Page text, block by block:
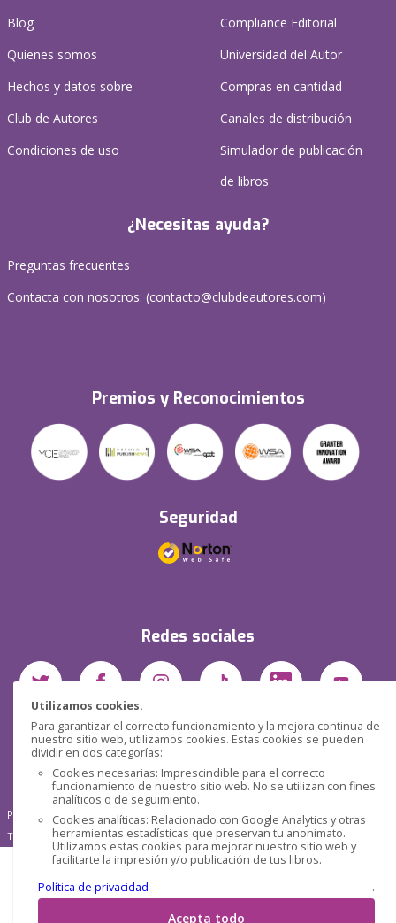
Utilizamos cookies.
Para garantizar el correcto funcionamiento y la mejora continua de
nuestro sitio web, utilizamos cookies. Estas cookies se pueden
dividir en dos categorías:
Cookies necesarias: Imprescindible para el correcto
funcionamiento de nuestro sitio web. No se utilizan con fines
analíticos o de seguimiento.
Cookies analíticas: Relacionado con Google Analytics y otras
herramientas estadísticas que preservan tu anonimato.
Utilizamos estas cookies para mejorar nuestro sitio web y
facilitarte la impresión y/o publicación de tus libros.
Política de privacidad
.
Acepta todo
Blog
Quienes somos
Hechos y datos sobre
Club de Autores
Condiciones de uso
Compliance Editorial
Universidad del Autor
Compras en cantidad
Canales de distribución
Simulador de publicación
de libros
¿Necesitas ayuda?
Preguntas frecuentes
Contacta con nosotros: (contacto@clubdeautores.com)
Premios y Reconocimientos
Seguridad
Redes sociales
Pensática Lda., Número de Identificação Fiscal 517215560
Travessa de São Pedro, n° 8 - Lisboa - Portugal 1200-432